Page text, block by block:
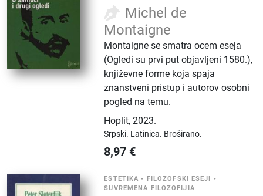
Michel de
Montaigne
Montaigne se smatra ocem eseja
(Ogledi su prvi put objavljeni 1580.),
književne forme koja spaja
znanstveni pristup i autorov osobni
pogled na temu.
Hoplit,2023.
Srpski. Latinica. Broširano.
8,97 €
ESTETIKA • FILOZOFSKI ESEJI •
SUVREMENA FILOZOFIJIA